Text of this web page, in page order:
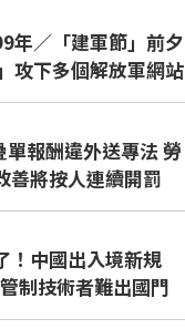
年／「建軍節」前夕
攻下多個解放軍網站
報酬違外送專法 勞
善將按人連續開罰
！中國出入境新規
制技術者難出國門